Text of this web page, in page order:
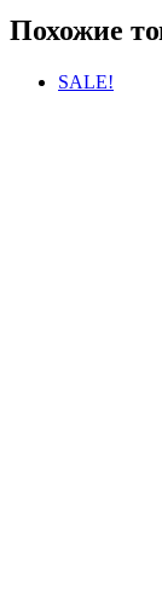
Похожие
SALE!